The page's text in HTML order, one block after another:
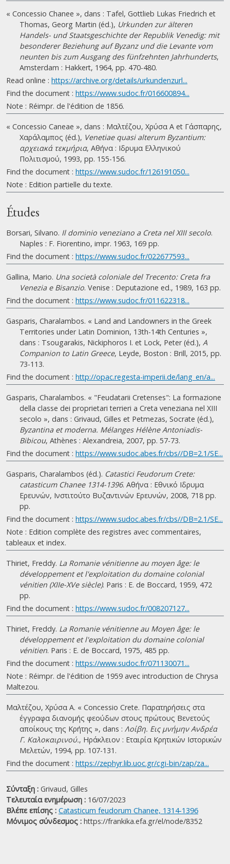
« Concessio Chanee », dans : Tafel, Gottlieb Lukas Friedrich et
Thomas, Georg Martin (éd.), Urkunden zur älteren
Handels- und Staatsgeschichte der Republik Venedig: mit
besonderer Beziehung auf Byzanz und die Levante vom
neunten bis zum Ausgang des fünfzehnten Jahrhunderts,
Amsterdam : Hakkert, 1964, pp. 470-480.
Read online : https://archive.org/details/urkundenzurl...
Find the document : https://www.sudoc.fr/016600894...
Note : Réimpr. de l'édition de 1856.
« Concessio Caneae », dans : Μαλτέζου, Χρύσα Α et Γάσπαρης,
Χαράλαμπος (éd.), Venetiae quasi alterum Byzantium:
αρχειακά τεκμήρια, Αθήνα : Ιδρυμα Ελληνικού
Πολιτισμού, 1993, pp. 155-156.
Find the document : https://www.sudoc.fr/126191050...
Note : Εdition partielle du texte.
Études
Borsari, Silvano. Il dominio veneziano a Creta nel XIII secolo.
Naples : F. Fiorentino, impr. 1963, 169 pp.
Find the document : https://www.sudoc.fr/022677593...
Gallina, Mario. Una società coloniale del Trecento: Creta fra
Venezia e Bisanzio. Venise : Deputazione ed., 1989, 163 pp.
Find the document : https://www.sudoc.fr/011622318...
Gasparis, Charalambos. « Land and Landowners in the Greek
Territories under Latin Dominion, 13th-14th Centuries »,
dans : Tsougarakis, Nickiphoros I. et Lock, Peter (éd.), A
Companion to Latin Greece, Leyde, Boston : Brill, 2015, pp.
73-113.
Find the document : http://opac.regesta-imperii.de/lang_en/a...
Gasparis, Charalambos. « "Feudatarii Cretenses": La formazione
della classe dei proprietari terrieri a Creta veneziana nel XIII
secolo », dans : Grivaud, Gilles et Petmezas, Socrate (éd.),
Byzantina et moderna. Mélanges Hélène Antoniadis-
Bibicou, Athènes : Alexandreia, 2007, pp. 57-73.
Find the document : https://www.sudoc.abes.fr/cbs//DB=2.1/SE...
Gasparis, Charalambos (éd.). Catastici Feudorum Crete:
catasticum Chanee 1314-1396. Αθήνα : Εθνικό Ιδρυμα
Ερευνών, Ινστιτούτο Βυζαντινών Ερευνών, 2008, 718 pp.
pp.
Find the document : https://www.sudoc.abes.fr/cbs//DB=2.1/SE...
Note : Edition complète des registres avec commentaires,
tableaux et index.
Thiriet, Freddy. La Romanie vénitienne au moyen âge: le
développement et l'exploitation du domaine colonial
vénitien (XIIe-XVe siècle). Paris : E. de Boccard, 1959, 472
pp.
Find the document : https://www.sudoc.fr/008207127...
Thiriet, Freddy. La Romanie vénitienne au Moyen âge: le
développement et l'exploitation du domaine colonial
vénitien. Paris : E. de Boccard, 1975, 485 pp.
Find the document : https://www.sudoc.fr/071130071...
Note : Réimpr. de l'édition de 1959 avec introduction de Chrysa
Maltezou.
Μαλτέζου, Χρύσα Α. « Concessio Crete. Παρατηρήσεις στα
έγγραφα διανομής φεούδων στους πρώτους Βενετούς
αποίκους της Κρήτης », dans : Λοίβη. Εις μνήμην Ανδρέα
Γ. Καλοκαιρινού., Ηράκλειον : Εταιρία Κρητικών Ιστορικών
Μελετών, 1994, pp. 107-131.
Find the document : https://zephyr.lib.uoc.gr/cgi-bin/zap/za...
Σύνταξη : Grivaud, Gilles
Τελευταία ενημέρωση : 16/07/2023
Βλέπε επίσης : Catasticum feudorum Chanee, 1314-1396
Μόνιμος σύνδεσμος : https://frankika.efa.gr/el/node/8352